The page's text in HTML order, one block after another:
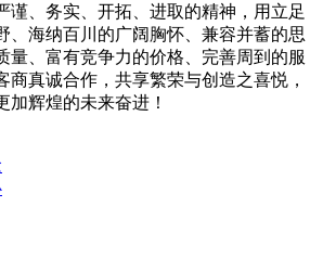
谨、务实、开拓、进取的精神，用立足
、海纳百川的广阔胸怀、兼容并蓄的思
量、富有竞争力的价格、完善周到的服
商真诚合作，共享繁荣与创造之喜悦，
加辉煌的未来奋进！